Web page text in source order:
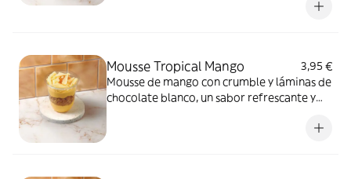
Mousse Tropical Mango
3,95 €
Mousse de mango con crumble y láminas de
chocolate blanco, un sabor refrescante y